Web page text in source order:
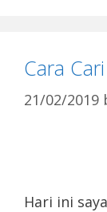
Cara
21/02/2019
Hari ini